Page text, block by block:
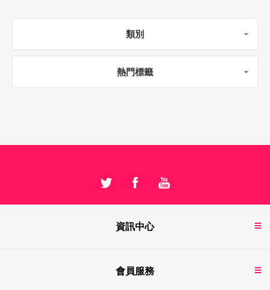
類別
熱門標籤
資訊中心
會員服務